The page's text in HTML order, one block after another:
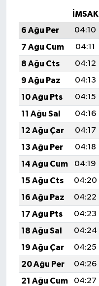
İMSAK
6 Ağu Per
04:10
7 Ağu Cum
04:11
8 Ağu Cts
04:12
9 Ağu Paz
04:13
10 Ağu Pts
04:15
11 Ağu Sal
04:16
12 Ağu Çar
04:17
13 Ağu Per
04:18
14 Ağu Cum
04:19
15 Ağu Cts
04:20
16 Ağu Paz
04:22
17 Ağu Pts
04:23
18 Ağu Sal
04:24
19 Ağu Çar
04:25
20 Ağu Per
04:26
21 Ağu Cum
04:27